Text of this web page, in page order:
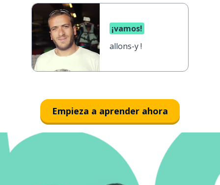
¡vamos!
allons-y !
Empieza a aprender ahora